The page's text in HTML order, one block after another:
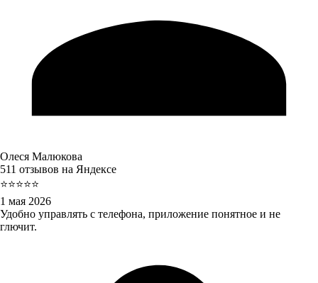
Олеся Малюкова
511 отзывов на Яндексе
⭐⭐⭐⭐⭐
1 мая 2026
Удобно управлять с телефона, приложение понятное и не
глючит.